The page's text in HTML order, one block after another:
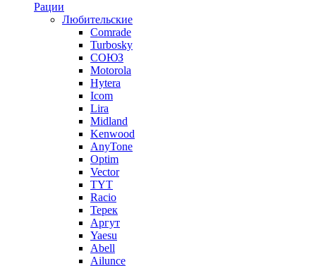
Рации
Любительские
Comrade
Turbosky
СОЮЗ
Motorola
Hytera
Icom
Lira
Midland
Kenwood
AnyTone
Optim
Vector
TYT
Racio
Терек
Аргут
Yaesu
Abell
Ailunce